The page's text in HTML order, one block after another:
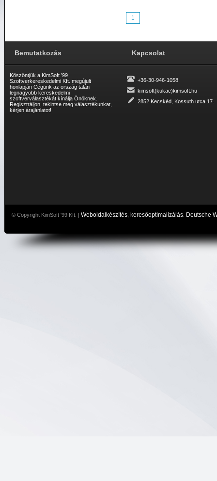
1
Bemutatkozás
Köszöntjük a KimSoft ’99
Szoftverkereskedelmi Kft. megújult
honlapján Cégünk az ország talán
legnagyobb kereskedelmi
szoftverválasztékát kínálja Önöknek.
Regisztráljon, tekintse meg választékunkat,
kérjen árajánlatot!
Kapcsolat
+36-30-946-1058
kimsoft(kukac)kimsoft.hu
2852 Kecskéd, Kossuth utca 17.
© Copyright KimSoft '99 Kft. | Weboldalkészítés keresőoptimalizálás: Deutsche